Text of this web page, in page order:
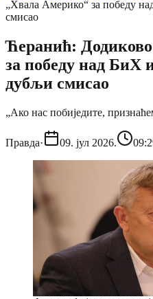
„Хвала Америко“ за победу
смисао
Ћеранић:
за победу над БиХ
дубљи смисао
„Ако нас побиједите,
Правда· 09. јул 2026.